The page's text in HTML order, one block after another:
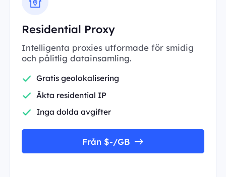
Residential Proxy
Intelligenta proxies utformade för smidig
och pålitlig datainsamling.
Gratis geolokalisering
Äkta residential IP
Inga dolda avgifter
Från $-/GB